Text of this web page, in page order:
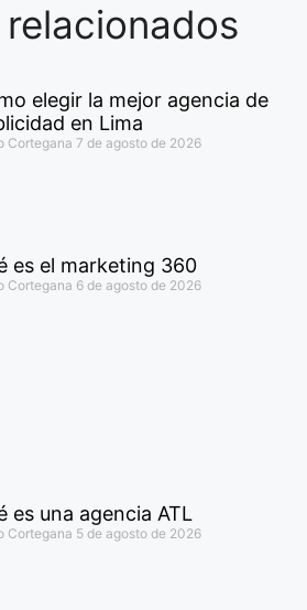
elegir la mejor agencia de
en Lima
Cortegana 7 de agosto de 2026
es el marketing 360
Cortegana 6 de agosto de 2026
es una agencia ATL
Cortegana 5 de agosto de 2026